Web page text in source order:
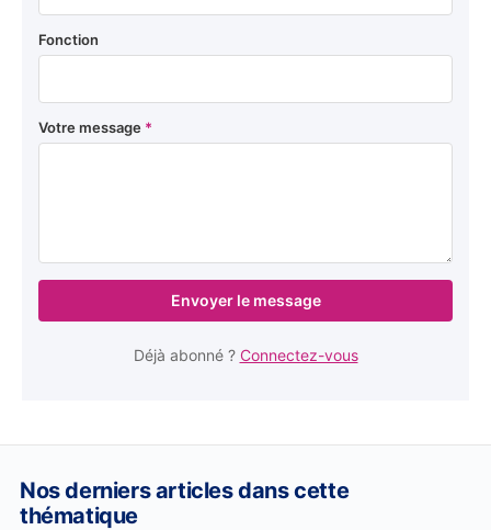
Fonction
Votre message *
Envoyer le message
Déjà abonné ? Connectez-vous
Nos derniers articles dans cette
thématique